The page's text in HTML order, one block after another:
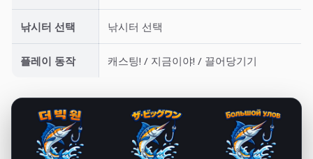
낚시터 선택 낚시터 선택
플레이 동작 캐스팅! / 지금이야! / 끌어당기기